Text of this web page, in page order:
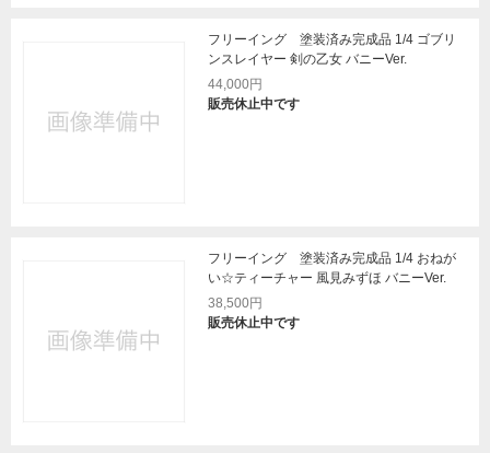
フリーイング 塗装済み完成品 1/4 ゴブリ
ンスレイヤー 剣の乙女 バニーVer.
44,000円
販売休止中です
フリーイング 塗装済み完成品 1/4 おねが
い☆ティーチャー 風見みずほ バニーVer.
38,500円
販売休止中です